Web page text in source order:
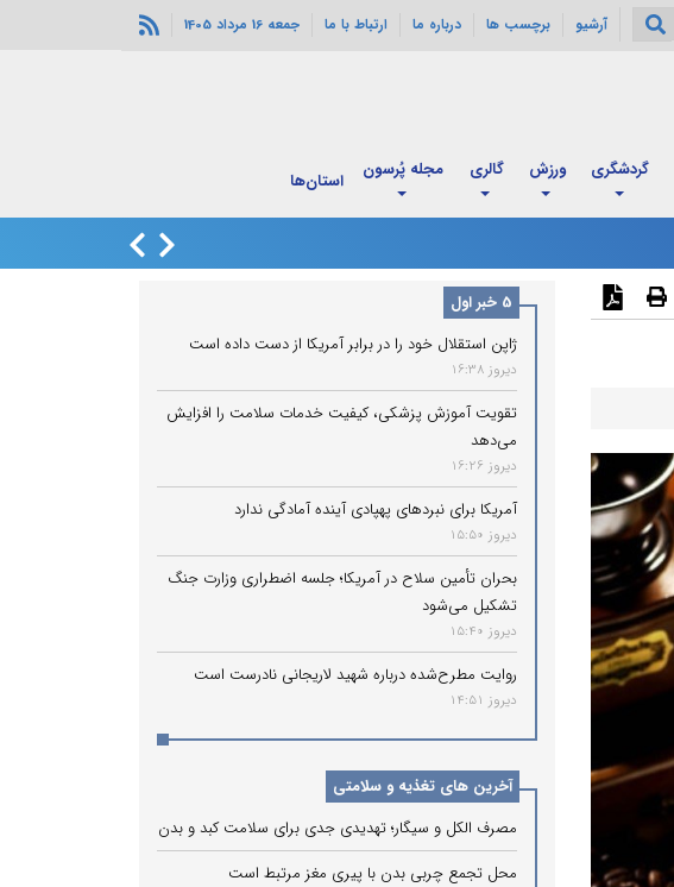
آرشیو برچسب ها درباره ما ارتباط با ما جمعه 16 مرداد 1405
گردشگری ورزش گالری مجله پُرسون استان‌ها
5 خبر اول
ژاپن استقلال خود را در برابر آمریکا از دست داده است
دیروز 16:38
تقویت آموزش پزشکی، کیفیت خدمات سلامت را افزایش
می‌دهد
دیروز 16:26
آمریکا برای نبردهای پهپادی آینده آمادگی ندارد
دیروز 15:50
بحران تأمین سلاح در آمریکا؛ جلسه اضطراری وزارت جنگ
تشکیل می‌شود
دیروز 15:40
روایت مطرح‌شده درباره شهید لاریجانی نادرست است
دیروز 14:51
آخرین های تغذیه و سلامتی
مصرف الکل و سیگار؛ تهدیدی جدی برای سلامت کبد و بدن
محل تجمع چربی بدن با پیری مغز مرتبط است